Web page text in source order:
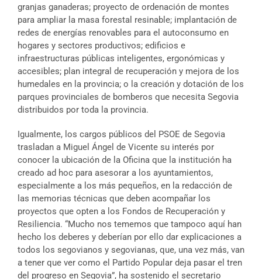
granjas ganaderas; proyecto de ordenación de montes
para ampliar la masa forestal resinable; implantación de
redes de energías renovables para el autoconsumo en
hogares y sectores productivos; edificios e
infraestructuras públicas inteligentes, ergonómicas y
accesibles; plan integral de recuperación y mejora de los
humedales en la provincia; o la creación y dotación de los
parques provinciales de bomberos que necesita Segovia
distribuidos por toda la provincia.
Igualmente, los cargos públicos del PSOE de Segovia
trasladan a Miguel Ángel de Vicente su interés por
conocer la ubicación de la Oficina que la institución ha
creado ad hoc para asesorar a los ayuntamientos,
especialmente a los más pequeños, en la redacción de
las memorias técnicas que deben acompañar los
proyectos que opten a los Fondos de Recuperación y
Resiliencia. “Mucho nos tememos que tampoco aquí han
hecho los deberes y deberían por ello dar explicaciones a
todos los segovianos y segovianas, que, una vez más, van
a tener que ver como el Partido Popular deja pasar el tren
del progreso en Segovia”, ha sostenido el secretario